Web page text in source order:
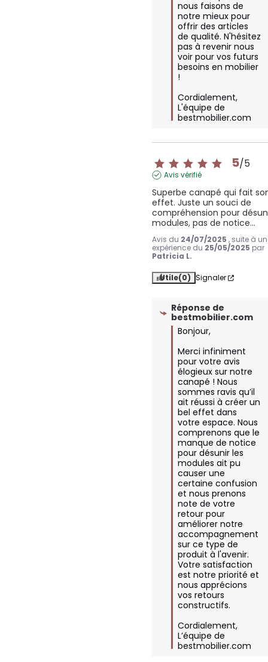
nous faisons de
notre mieux pour
offrir des articles
de qualité. N'hésitez
pas à revenir nous
voir pour vos futurs
besoins en mobilier
!
Cordialement,
L'équipe de
bestmobilier.com
5/5
Avis vérifié
Superbe canapé qui fait
effet. Juste un souci de
compréhension pour
modules, pas de notice...
Avis du 24/07/2025 , suite à
expérience du 25/05/2025 par
Patricia L.
Utile(0) Signaler
Réponse de
bestmobilier.com
Bonjour,
Merci infiniment
pour votre avis
élogieux sur notre
canapé ! Nous
sommes ravis qu’il
ait réussi à créer un
bel effet dans
votre espace. Nous
comprenons que le
manque de notice
pour désunir les
modules ait pu
causer une
certaine confusion
et nous prenons
note de votre
retour pour
améliorer notre
accompagnement
sur ce type de
produit à l'avenir.
Votre satisfaction
est notre priorité et
nous apprécions
vos retours
constructifs.
Cordialement,
L’équipe de
bestmobilier.com